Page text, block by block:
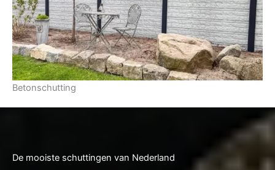
Betonschutting
De mooiste schuttingen van Nederland